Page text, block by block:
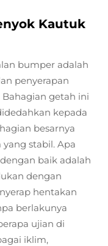
Kautuk
bumper adalah
penyerapan
getah ini
kepada
besarnya
stabil. Apa
baik adalah
dengan
hentakan
berlakunya
ujian di
iklim,